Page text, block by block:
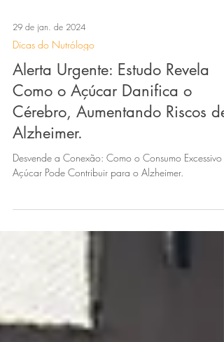
29 de jan. de 2024
Dicas do Nutrólogo
Alerta Urgente: Estudo Revela
Como o Açúcar Danifica o
Alzheimer.
Açúcar Pode Contribuir para o Alzheimer.